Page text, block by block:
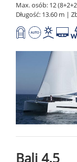
Max. osób: 12
Długość: 13.60 m |
Bali 4.5